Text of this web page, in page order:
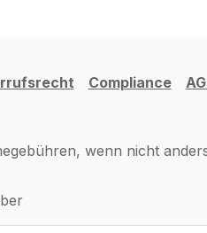
Compliance
wenn nicht